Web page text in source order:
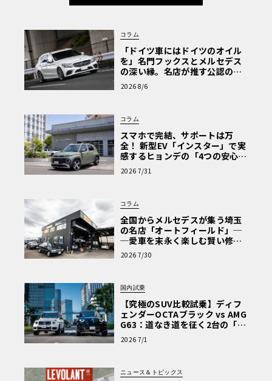
コラム
「ドイツ車にはドイツのオイル
を」名門フックスとメルセデス
の深い縁。名店が推す公認の安
心と、Cクラスで味わうシルキー
な走り〈PR〉
2026 8/6
コラム
スマホで完結、サポートは万
全！ 新型EV「インスター」で実
感するヒョンデの「4つの安心」
【第1回・ヒョンデ6つの疑問：
Why? Hyundai?】〈PR〉
2026 7/31
コラム
全国からメルセデスが集う埼玉
の名店「オートフィールド」─
─愛車を末永く楽しむ賢い修理
術と、プロがフックス製オイル
を選ぶ理由〈PR〉
2026 7/30
国内試乗
【究極のSUV比較試乗】ディフ
ェンダーOCTAブラック vs AMG
G63：道なき道を征く2台の「対
極的アプローチ」
2026 7/1
ニュース＆トピックス